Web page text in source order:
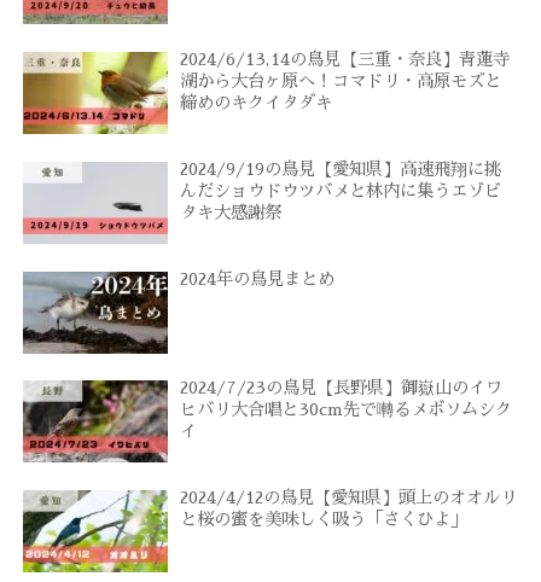
2024/6/13,14の鳥見【三重・奈良】青蓮寺
湖から大台ヶ原へ！コマドリ・高原モズと
締めのキクイタダキ
2024/9/19の鳥見【愛知県】高速飛翔に挑
んだショウドウツバメと林内に集うエゾビ
タキ大感謝祭
2024年の鳥見まとめ
2024/7/23の鳥見【長野県】御嶽山のイワ
ヒバリ大合唱と30cm先で囀るメボソムシク
イ
2024/4/12の鳥見【愛知県】頭上のオオルリ
と桜の蜜を美味しく吸う「さくひよ」